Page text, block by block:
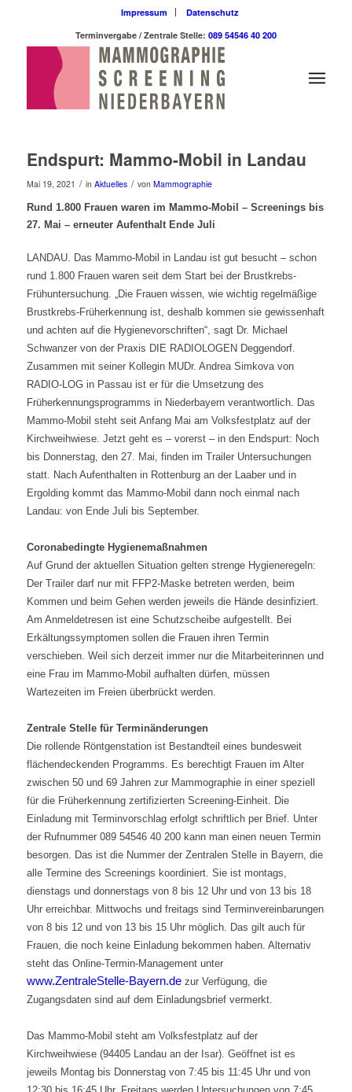
Impressum
Datenschutz
Terminvergabe / Zentrale Stelle: 089 54546 40 200
Endspurt: Mammo-Mobil in Landau
Mai 19, 2021 / in Aktuelles / von Mammographie
Rund 1.800 Frauen waren im Mammo-Mobil – Screenings bis
27. Mai – erneuter Aufenthalt Ende Juli
LANDAU. Das Mammo-Mobil in Landau ist gut besucht – schon
rund 1.800 Frauen waren seit dem Start bei der Brustkrebs-
Frühuntersuchung. „Die Frauen wissen, wie wichtig regelmäßige
Brustkrebs-Früherkennung ist, deshalb kommen sie gewissenhaft
und achten auf die Hygienevorschriften“, sagt Dr. Michael
Schwanzer von der Praxis DIE RADIOLOGEN Deggendorf.
Zusammen mit seiner Kollegin MUDr. Andrea Simkova von
RADIO-LOG in Passau ist er für die Umsetzung des
Früherkennungsprogramms in Niederbayern verantwortlich. Das
Mammo-Mobil steht seit Anfang Mai am Volksfestplatz auf der
Kirchweihwiese. Jetzt geht es – vorerst – in den Endspurt: Noch
bis Donnerstag, den 27. Mai, finden im Trailer Untersuchungen
statt. Nach Aufenthalten in Rottenburg an der Laaber und in
Ergolding kommt das Mammo-Mobil dann noch einmal nach
Landau: von Ende Juli bis September.
Coronabedingte Hygienemaßnahmen
Auf Grund der aktuellen Situation gelten strenge Hygieneregeln:
Der Trailer darf nur mit FFP2-Maske betreten werden, beim
Kommen und beim Gehen werden jeweils die Hände desinfiziert.
Am Anmeldetresen ist eine Schutzscheibe aufgestellt. Bei
Erkältungssymptomen sollen die Frauen ihren Termin
verschieben. Weil sich derzeit immer nur die Mitarbeiterinnen und
eine Frau im Mammo-Mobil aufhalten dürfen, müssen
Wartezeiten im Freien überbrückt werden.
Zentrale Stelle für Terminänderungen
Die rollende Röntgenstation ist Bestandteil eines bundesweit
flächendeckenden Programms. Es berechtigt Frauen im Alter
zwischen 50 und 69 Jahren zur Mammographie in einer speziell
für die Früherkennung zertifizierten Screening-Einheit. Die
Einladung mit Terminvorschlag erfolgt schriftlich per Brief. Unter
der Rufnummer 089 54546 40 200 kann man einen neuen Termin
besorgen. Das ist die Nummer der Zentralen Stelle in Bayern, die
alle Termine des Screenings koordiniert. Sie ist montags,
dienstags und donnerstags von 8 bis 12 Uhr und von 13 bis 18
Uhr erreichbar. Mittwochs und freitags sind Terminvereinbarungen
von 8 bis 12 und von 13 bis 15 Uhr möglich. Das gilt auch für
Frauen, die noch keine Einladung bekommen haben. Alternativ
steht das Online-Termin-Management unter
www.ZentraleStelle-Bayern.dezur Verfügung, die
Zugangsdaten sind auf dem Einladungsbrief vermerkt.
Das Mammo-Mobil steht am Volksfestplatz auf der
Kirchweihwiese (94405 Landau an der Isar). Geöffnet ist es
jeweils Montag bis Donnerstag von 7:45 bis 11:45 Uhr und von